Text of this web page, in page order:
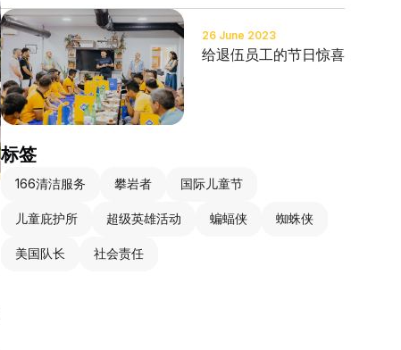
26 June 2023
给退伍员工的节日惊喜
标签
166清洁服务 攀岩者 国际儿童节
儿童庇护所 超级英雄活动 蝙蝠侠 蜘蛛侠
美国队长 社会责任